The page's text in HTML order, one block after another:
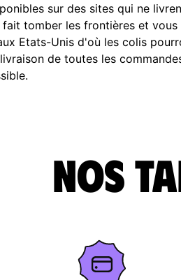
sur des sites qui ne
tomber les frontières et
Etats-Unis d'où les colis
de toutes les
Nos